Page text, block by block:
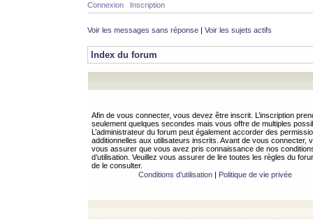
Connexion Inscription
Voir les messages sans réponse | Voir les sujets actifs
Index du forum
Afin de vous connecter, vous devez être inscrit. L’inscription
seulement quelques secondes mais vous offre de multiples
L’administrateur du forum peut également accorder des
additionnelles aux utilisateurs inscrits. Avant de vous connecter,
vous assurer que vous avez pris connaissance de nos
d’utilisation. Veuillez vous assurer de lire toutes les règles du
de le consulter.
Conditions d’utilisation| Politique de vie privée